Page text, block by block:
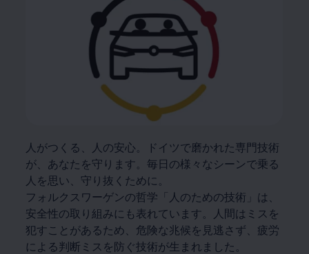
人がつくる、人の安心。ドイツで磨かれた専門技術
が、あなたを守ります。毎日の様々なシーンで乗る
人を思い、守り抜くために。
フォルクスワーゲンの哲学「人のための技術」は、
安全性の取り組みにも表れています。人間はミスを
犯すことがあるため、危険な兆候を見逃さず、疲労
による判断ミスを防ぐ技術が生まれました。